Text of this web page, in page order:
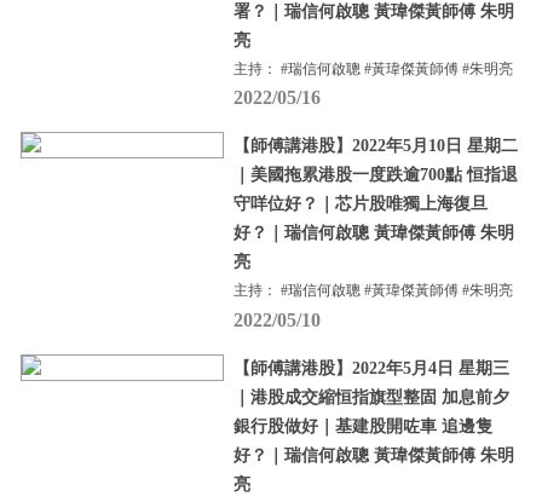
署？｜瑞信何啟聰 黃瑋傑黃師傅 朱明
亮
主持： #瑞信何啟聰 #黃瑋傑黃師傅 #朱明亮
2022/05/16
【師傅講港股】2022年5月10日 星期二
｜美國拖累港股一度跌逾700點 恒指退
守咩位好？｜芯片股唯獨上海復旦
好？｜瑞信何啟聰 黃瑋傑黃師傅 朱明
亮
主持： #瑞信何啟聰 #黃瑋傑黃師傅 #朱明亮
2022/05/10
【師傅講港股】2022年5月4日 星期三
｜港股成交縮恒指旗型整固 加息前夕
銀行股做好｜基建股開咗車 追邊隻
好？｜瑞信何啟聰 黃瑋傑黃師傅 朱明
亮